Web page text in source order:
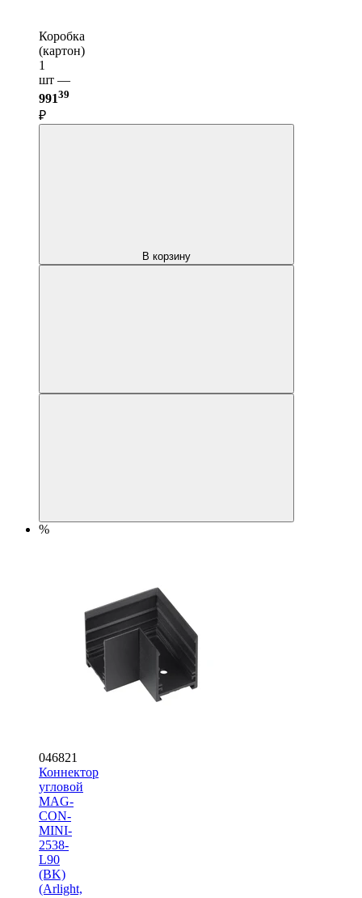
Коробка
(картон)
1
шт —
99139
₽
В корзину
%
046821
Коннектор
угловой
MAG-
CON-
MINI-
2538-
L90
(BK)
(Arlight,